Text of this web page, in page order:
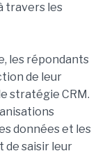
travers les
les répondants
de leur
stratégie CRM.
données et les
saisir leur